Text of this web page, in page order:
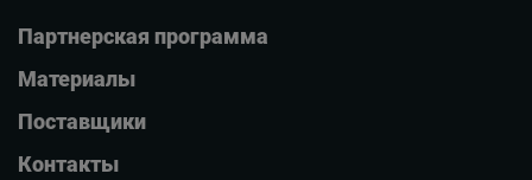
Партнерская программа
Материалы
Поставщики
Контакты